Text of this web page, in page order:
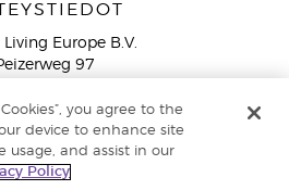
Europe B.V.
97
Netherlands
lankanumeroista Suomesta
913 239
you agree to the
device to enhance site
usage, and assist in our
Policy